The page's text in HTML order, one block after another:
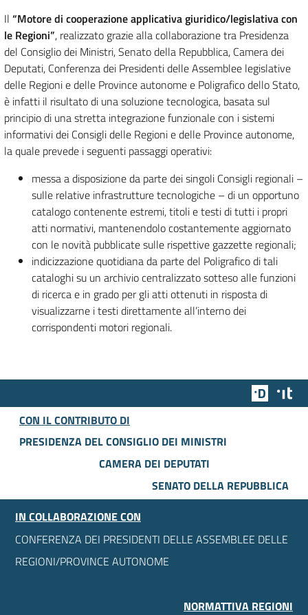
Il “Motore di cooperazione applicativa giuridico/legislativa con
le Regioni”, realizzato grazie alla collaborazione tra Presidenza
del Consiglio dei Ministri, Senato della Repubblica, Camera dei
Deputati, Conferenza dei Presidenti delle Assemblee legislative
delle Regioni e delle Province autonome e Poligrafico dello Stato,
è infatti il risultato di una soluzione tecnologica, basata sul
principio di una stretta integrazione funzionale con i sistemi
informativi dei Consigli delle Regioni e delle Province autonome,
la quale prevede i seguenti passaggi operativi:
messa a disposizione da parte dei singoli Consigli regionali –
sulle relative infrastrutture tecnologiche – di un opportuno
catalogo contenente estremi, titoli e testi di tutti i propri
atti normativi, mantenendolo costantemente aggiornato
con le novità pubblicate sulle rispettive gazzette regionali;
indicizzazione quotidiana da parte del Poligrafico di tali
cataloghi su un archivio centralizzato sotteso alle funzioni
di ricerca e in grado per gli atti ottenuti in risposta di
visualizzarne i testi direttamente all’interno dei
corrispondenti motori regionali.
Team
CON IL CONTRIBUTO DI
PRESIDENZA DEL CONSIGLIO DEI MINISTRI
CAMERA DEI DEPUTATI
SENATO DELLA REPUBBLICA
IN COLLABORAZIONE CON
CONFERENZA DEI PRESIDENTI DELLE ASSEMBLEE DELLE
REGIONI/PROVINCE AUTONOME
NORMATTIVA REGIONI